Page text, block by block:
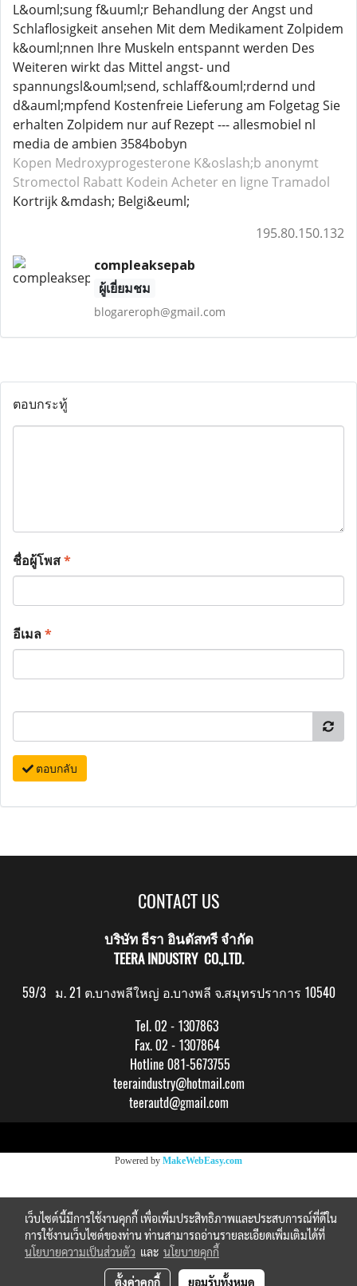
L&ouml;sung f&uuml;r Behandlung der Angst und
Schlaflosigkeit ansehen Mit dem Medikament Zolpidem
k&ouml;nnen Ihre Muskeln entspannt werden Des
Weiteren wirkt das Mittel angst- und
spannungsl&ouml;send, schlaff&ouml;rdernd und
d&auml;mpfend Kostenfreie Lieferung am Folgetag Sie
erhalten Zolpidem nur auf Rezept --- allesmobiel nl
media de ambien 3584bobyn
Kopen Medroxyprogesterone K&oslash;b anonymt
Stromectol Rabatt Kodein Acheter en ligne Tramadol
Kortrijk &mdash; Belgi&euml;
195.80.150.132
compleaksepab
ผู้เยี่ยมชม
blogareroph@gmail.com
ตอบกระทู้
ชื่อผู้โพส*
อีเมล*
ตอบกลับ
CONTACT US
บริษัท ธีรา อินดัสทรี จำกัด
TEERA INDUSTRY CO.,LTD.
59/3 ม. 21 ต.บางพลีใหญ่ อ.บางพลี จ.สมุทรปราการ 10540
Tel. 02 - 1307863
Fax. 02 - 1307864
Hotline 081-5673755
teeraindustry@hotmail.com
teerautd@gmail.com
Powered by MakeWebEasy.com
เว็บไซต์นี้มีการใช้งานคุกกี้ เพื่อเพิ่มประสิทธิภาพและประสบการณ์ที่ดีใน
การใช้งานเว็บไซต์ของท่าน ท่านสามารถอ่านรายละเอียดเพิ่มเติมได้ที่
นโยบายความเป็นส่วนตัว และ นโยบายคุกกี้
ตั้งค่าคุกกี้ ยอมรับทั้งหมด